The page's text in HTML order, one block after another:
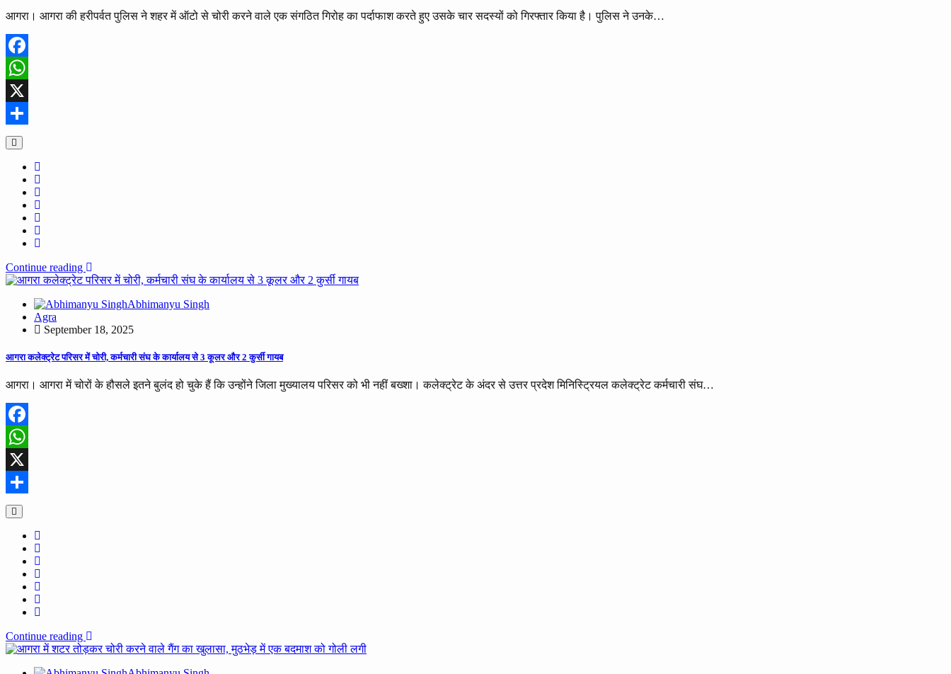
आगरा। आगरा की हरीपर्वत पुलिस ने शहर में ऑटो से चोरी करने वाले एक संगठित गिरोह का पर्दाफाश करते हुए उसके चार सदस्यों को गिरफ्तार किया है। पुलिस ने उनके…
Facebook
WhatsApp
X
Share
Continue reading
Abhimanyu Singh
Agra
September 18, 2025
आगरा कलेक्ट्रेट परिसर में चोरी, कर्मचारी संघ के कार्यालय से 3 कूलर और 2 कुर्सी गायब
आगरा। आगरा में चोरों के हौसले इतने बुलंद हो चुके हैं कि उन्होंने जिला मुख्यालय परिसर को भी नहीं बख्शा। कलेक्ट्रेट के अंदर से उत्तर प्रदेश मिनिस्ट्रियल कलेक्ट्रेट कर्मचारी संघ…
Facebook
WhatsApp
X
Share
Continue reading